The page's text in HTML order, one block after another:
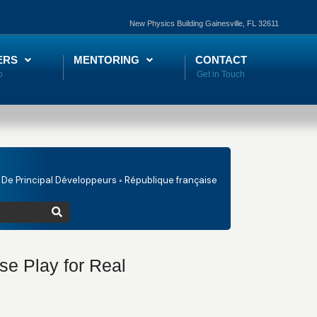
New Physics Building Gainesville, FL 32611
MENTORING CONTACT
Principal Développeurs ◦ République française
Play for Real